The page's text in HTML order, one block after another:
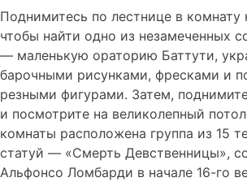
Поднимитесь по лестнице в комнату
чтобы найти одно из незамеченных
— маленькую ораторию Баттути,
барочными рисунками, фресками и
резными фигурами. Затем,
и посмотрите на великолепный
комнаты расположена группа из 15
статуй — «Смерть Девственницы»,
Альфонсо Ломбарди в начале 16-го